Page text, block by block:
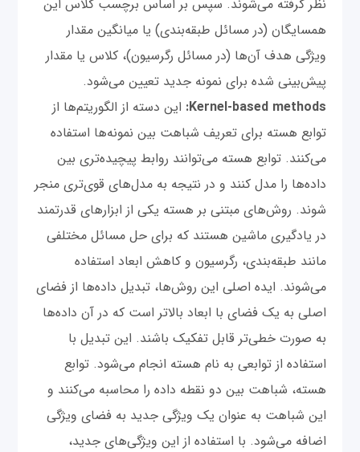
نظر گرفته می‌شوند. سپس بر اساس برچسب کلاس این
همسایگان (در مسائل طبقه‌بندی) یا میانگین مقدار
ویژگی هدف آن‌ها (در مسائل رگرسیون)، کلاس یا مقدار
پیش‌بینی شده برای نمونه جدید تعیین می‌شود.
Kernel-based methods: این دسته از الگوریتم‌ها از
توابع هسته برای تعریف شباهت بین نمونه‌ها استفاده
می‌کنند. توابع هسته می‌توانند روابط پیچیده‌تری بین
داده‌ها را مدل کنند و در نتیجه به مدل‌های قوی‌تری منجر
شوند. روش‌های مبتنی بر هسته یکی از ابزارهای قدرتمند
در یادگیری ماشین هستند که برای حل مسائل مختلفی
مانند طبقه‌بندی، رگرسیون و کاهش ابعاد استفاده
می‌شوند. ایده اصلی این روش‌ها، تبدیل داده‌ها از فضای
اصلی به یک فضای با ابعاد بالاتر است که در آن داده‌ها
به صورت خطی‌تر قابل تفکیک باشند. این تبدیل با
استفاده از توابعی به نام هسته انجام می‌شود. توابع
هسته، شباهت بین دو نقطه داده را محاسبه می‌کنند و
این شباهت به عنوان یک ویژگی جدید به فضای ویژگی
اضافه می‌شود. با استفاده از این ویژگی‌های جدید،